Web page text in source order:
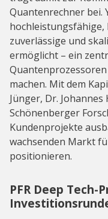
Quantenrechner bei.
hochleistungsfähige,
zuverlässige und
ermöglicht – ein
machen. Mit dem
Jünger, Dr.
Schönenberger
Kundenprojekte
wachsenden Markt
positionieren.
PFR Deep